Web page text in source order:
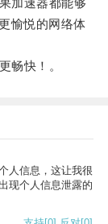
加速器都能够
愉悦的网络体
快！。
人信息，这让我很
现个人信息泄露的